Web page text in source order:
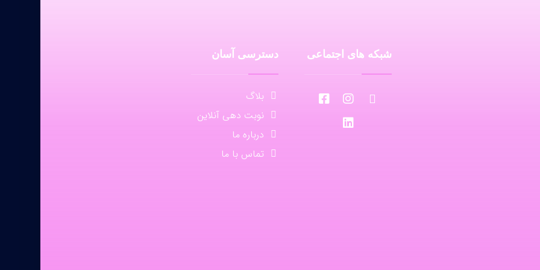
شبکه های اجتماعی دسترسی آسان
بلاگ
نوبت دهی آنلاین
درباره ما
تماس با ما